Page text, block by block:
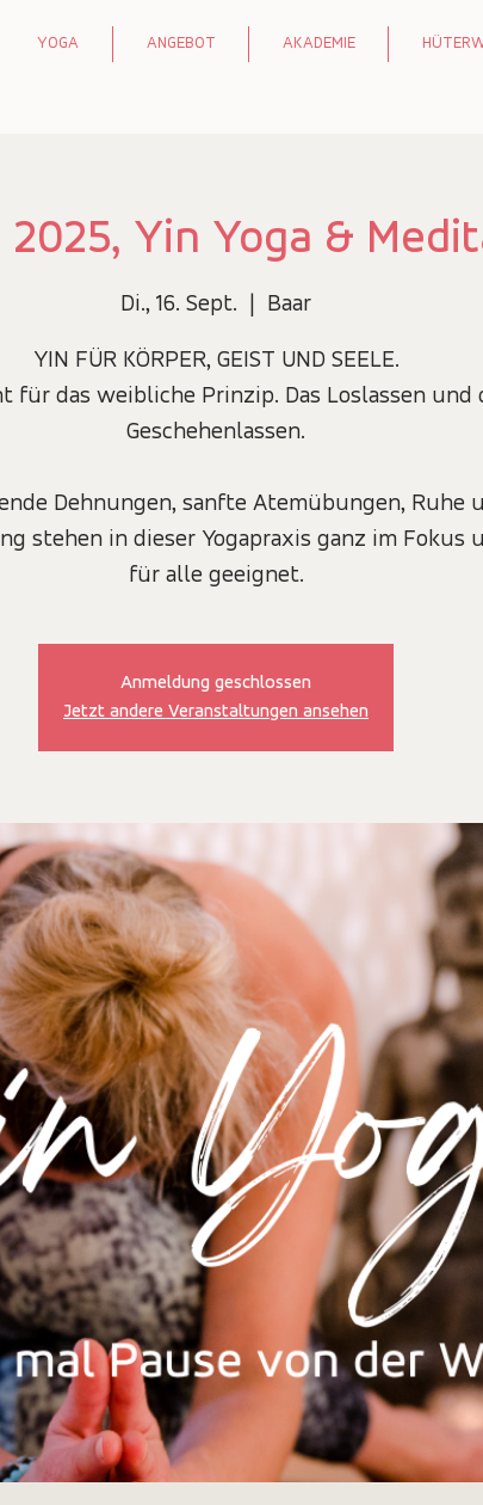
YOGA ANGEBOT AKADEMIE
2025, Yin Yoga &
Di., 16. Sept. Baar
YIN FÜR KÖRPER, GEIST UND SEELE.
für das weibliche Prinzip. Das Loslassen und
Geschehenlassen.
Dehnungen, sanfte Atemübungen, Ruhe
stehen in dieser Yogapraxis ganz im Fokus
Anmeldung geschlossen
Jetzt andere Veranstaltungen ansehen